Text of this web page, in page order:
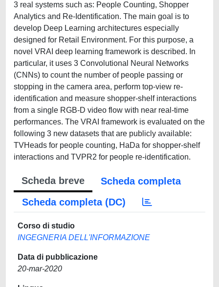
3 real systems such as: People Counting, Shopper
Analytics and Re-Identification. The main goal is to
develop Deep Learning architectures especially
designed for Retail Environment. For this purpose, a
novel VRAI deep learning framework is described. In
particular, it uses 3 Convolutional Neural Networks
(CNNs) to count the number of people passing or
stopping in the camera area, perform top-view re-
identification and measure shopper-shelf interactions
from a single RGB-D video flow with near real-time
performances. The VRAI framework is evaluated on the
following 3 new datasets that are publicly available:
TVHeads for people counting, HaDa for shopper-shelf
interactions and TVPR2 for people re-identification.
Scheda breve
Scheda completa
Scheda completa (DC)
Corso di studio
INGEGNERIA DELL'INFORMAZIONE
Data di pubblicazione
20-mar-2020